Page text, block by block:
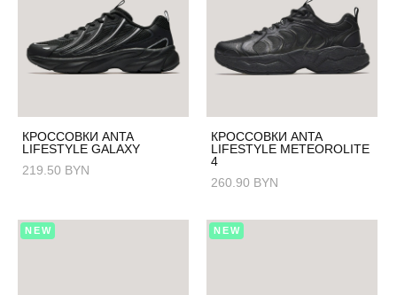
КРОССОВКИ ANTA
LIFESTYLE GALAXY
219.50 BYN
КРОССОВКИ ANTA
LIFESTYLE METEOROLITE
4
260.90 BYN
NEW NEW